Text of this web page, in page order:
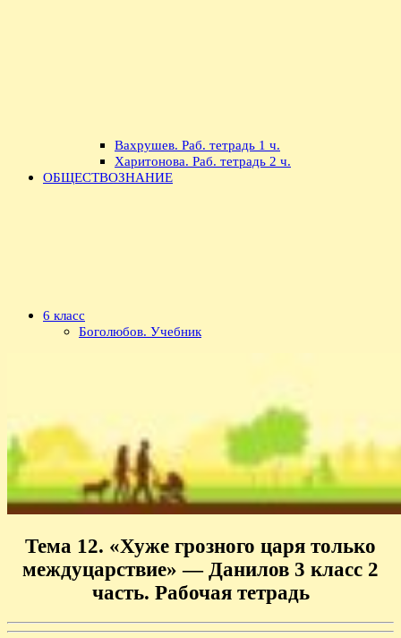
Вахрушев. Раб. тетрадь 1 ч.
Харитонова. Раб. тетрадь 2 ч.
ОБЩЕСТВОЗНАНИЕ
6 класс
Боголюбов. Учебник
Тема 12. «Хуже грозного царя только
междуцарствие» — Данилов 3 класс 2
часть. Рабочая тетрадь